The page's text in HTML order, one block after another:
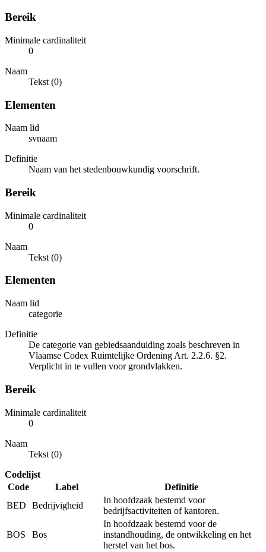
Bereik
Minimale cardinaliteit
0
Naam
Tekst (0)
Elementen
Naam lid
svnaam
Definitie
Naam van het stedenbouwkundig voorschrift.
Bereik
Minimale cardinaliteit
0
Naam
Tekst (0)
Elementen
Naam lid
categorie
Definitie
De categorie van gebiedsaanduiding zoals beschreven in
Vlaamse Codex Ruimtelijke Ordening Art. 2.2.6. §2.
Verplicht in te vullen voor grondvlakken.
Bereik
Minimale cardinaliteit
0
Naam
Tekst (0)
Codelijst
Code
Label
Definitie
BED
Bedrijvigheid
In hoofdzaak bestemd voor
bedrijfsactiviteiten of kantoren.
BOS Bos
In hoofdzaak bestemd voor de
instandhouding, de ontwikkeling en het
herstel van het bos.